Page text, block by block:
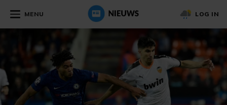
MENU LOG IN